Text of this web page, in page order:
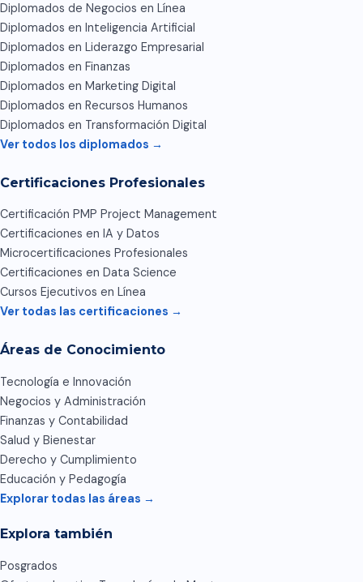
Diplomados de Negocios en Línea
Diplomados en Inteligencia Artificial
Diplomados en Liderazgo Empresarial
Diplomados en Finanzas
Diplomados en Marketing Digital
Diplomados en Recursos Humanos
Diplomados en Transformación Digital
Ver todos los diplomados →
Certificaciones Profesionales
Certificación PMP Project Management
Certificaciones en IA y Datos
Microcertificaciones Profesionales
Certificaciones en Data Science
Cursos Ejecutivos en Línea
Ver todas las certificaciones →
Áreas de Conocimiento
Tecnología e Innovación
Negocios y Administración
Finanzas y Contabilidad
Salud y Bienestar
Derecho y Cumplimiento
Educación y Pedagogía
Explorar todas las áreas →
Explora también
Posgrados